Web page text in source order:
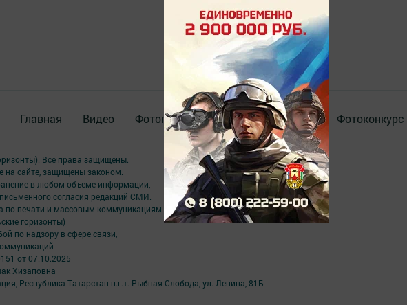
Главная Видео Фотогалереи Актуальное видео Фотоконкурс
Все права защищены.
сайте, защищены законом.
в любом объеме информации,
согласия редакций СМИ.
по печати и массовым коммуникациям.
горизонты)
по надзору в сфере связи,
от 07.10.2025
Хизаповна
Республика Татарстан п.г.т. Рыбная Слобода, ул. Ленина, 81Б